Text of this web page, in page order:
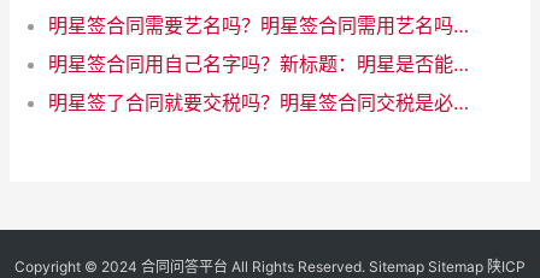
明星签合同需要艺名吗？明星签合同需用艺名吗？
明星签合同用自己名字吗？新标题：明星是否能用自己的名字签合同？
明星签了合同就要交税吗？明星签合同交税是必须的
Copyright © 2024 合同问答平台 All Rights Reserved. Sitemap Sitemap 陕ICP